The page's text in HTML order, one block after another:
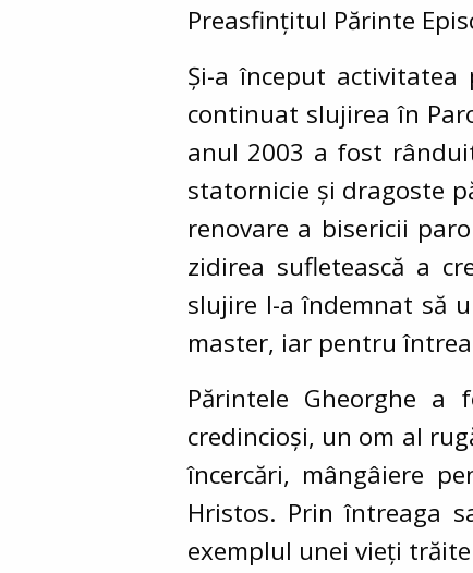
Preasfințitul Părinte
Și-a început
continuat slujirea în
anul 2003 a fost
statornicie și dragoste
renovare a bisericii
zidirea sufletească a
slujire l-a îndemnat să
master, iar pentru
Părintele Gheorghe
credincioși, un om al
încercări, mângâiere
Hristos. Prin întreaga
exemplul unei vieți